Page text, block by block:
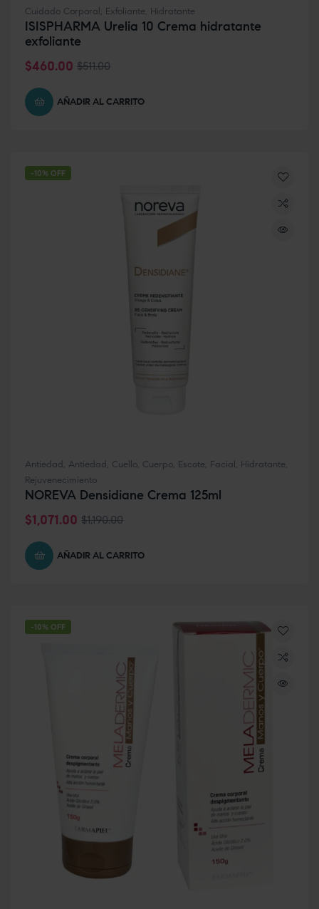
Cuidado Corporal , Exfoliante, Hidratante
ISISPHARMA Urelia 10 Crema hidratante
exfoliante
$511.00
$460.00
AÑADIR AL CARRITO
-10% OFF
Antiedad , Antiedad , Cuello, Cuerpo, Escote, Facial , Hidratante,
Rejuvenecimiento
NOREVA Densidiane Crema 125ml
$1,190.00
$1,071.00
AÑADIR AL CARRITO
-10% OFF